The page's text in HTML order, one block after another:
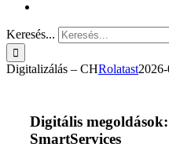
Keresés...
Digitalizálás – CHRolatast
Digitális
SmartServices